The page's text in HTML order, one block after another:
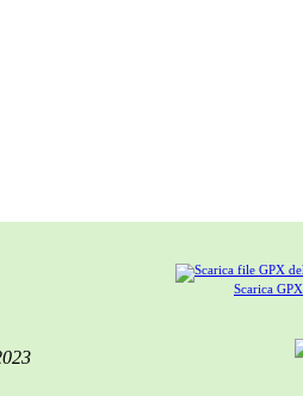
Scarica GPX